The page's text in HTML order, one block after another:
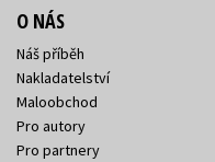
O NÁS
Náš příběh
Nakladatelství
Maloobchod
Pro autory
Pro partnery